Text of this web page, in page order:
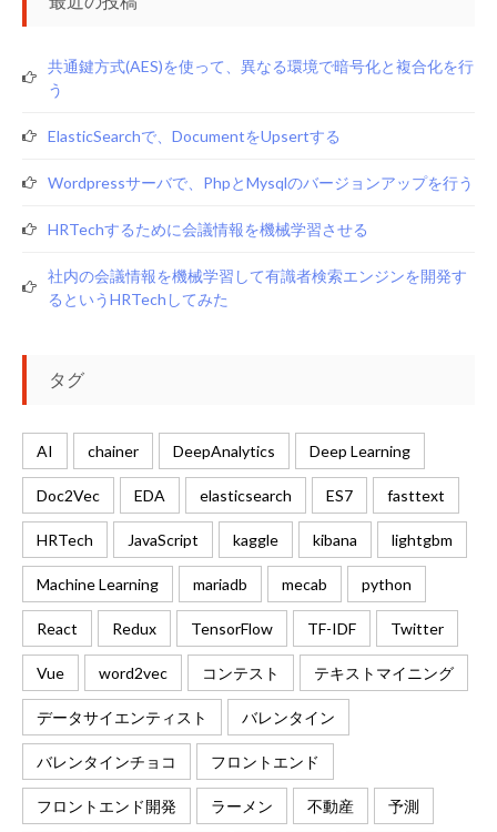
共通鍵方式(AES)を使って、異なる環境で暗号化と複合化を行
う
ElasticSearchで、documentをupsertする
Wordpressサーバで、phpとmysqlのバージョンアップを行う
HRTechするために会議情報を機械学習させる
社内の会議情報を機械学習して有識者検索エンジンを開発す
るというHRTechしてみた
タグ
AI chainer DeepAnalytics Deep Learning
Doc2Vec EDA elasticsearch ES7 fasttext
HRTech JavaScript kaggle kibana lightgbm
Machine Learning mariadb mecab python
React Redux TensorFlow TF-IDF Twitter
Vue word2vec コンテスト テキストマイニング
データサイエンティスト バレンタイン
バレンタインチョコ フロントエンド
フロントエンド開発 ラーメン 不動産 予測